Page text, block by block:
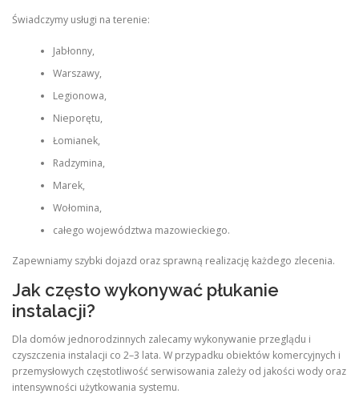
Świadczymy usługi na terenie:
Jabłonny,
Warszawy,
Legionowa,
Nieporętu,
Łomianek,
Radzymina,
Marek,
Wołomina,
całego województwa mazowieckiego.
Zapewniamy szybki dojazd oraz sprawną realizację każdego zlecenia.
Jak często wykonywać płukanie
instalacji?
Dla domów jednorodzinnych zalecamy wykonywanie przeglądu i
czyszczenia instalacji co 2–3 lata. W przypadku obiektów komercyjnych i
przemysłowych częstotliwość serwisowania zależy od jakości wody oraz
intensywności użytkowania systemu.